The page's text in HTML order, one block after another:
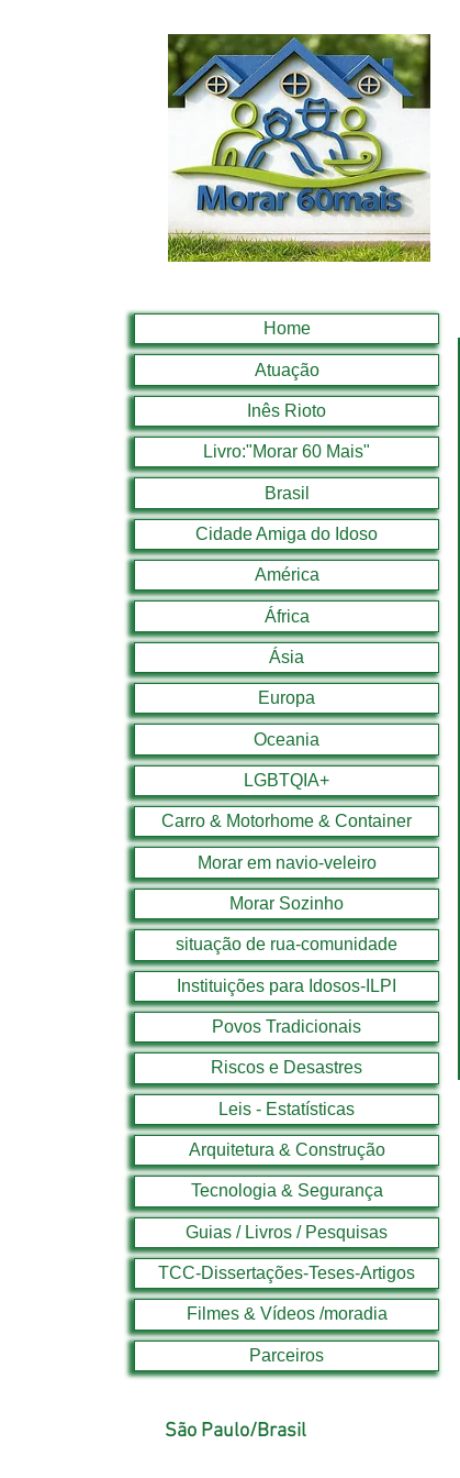
Home
Atuação
Inês Rioto
Livro:"Morar 60 Mais"
Brasil
Cidade Amiga do Idoso
América
África
Ásia
Europa
Oceania
LGBTQIA+
Carro & Motorhome & Container
Morar em navio-veleiro
Morar Sozinho
situação de rua-comunidade
Instituições para Idosos-ILPI
Povos Tradicionais
Riscos e Desastres
Leis - Estatísticas
Arquitetura & Construção
Tecnologia & Segurança
Guias / Livros / Pesquisas
TCC-Dissertações-Teses-Artigos
Filmes & Vídeos /moradia
Parceiros
São Paulo/Brasil